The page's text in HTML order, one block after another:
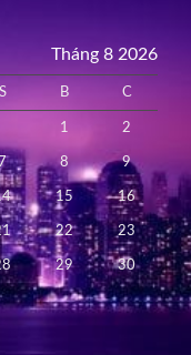
Tháng 8 2026
S B C
1 2
8 9
15 16
22 23
29 30